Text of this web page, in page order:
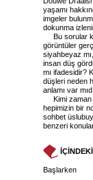
yaşamı
imgeler
dokunma
Bu sorular
görüntüler
siyahbeyaz
insan düş
mı ifadesidir?
düşleri neden
anlamı var
Kimi
hepimizin bir
sohbet
benzeri
Başlarken